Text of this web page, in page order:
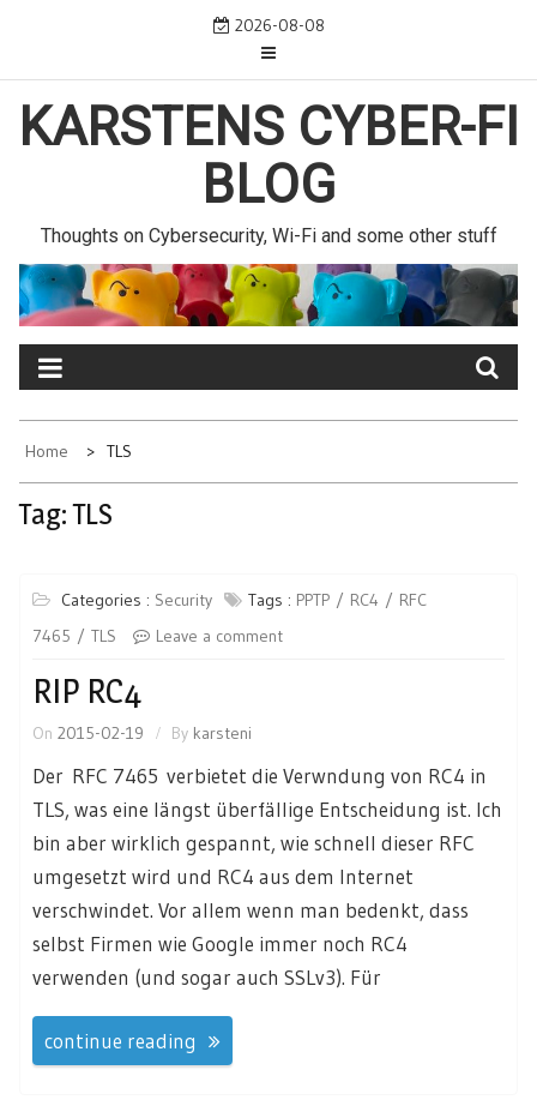
2026-08-08
KARSTENS CYBER-FI
BLOG
Thoughts on Cybersecurity, Wi-Fi and some other stuff
Home TLS
Tag:TLS
Categories : Security Tags : PPTP RC4
RFC
7465
TLS Leave a comment
RIP RC4
On 2015-02-19 By karsteni
Der RFC 7465 verbietet die Verwndung von RC4 in
TLS, was eine längst überfällige Entscheidung ist. Ich
bin aber wirklich gespannt, wie schnell dieser RFC
umgesetzt wird und RC4 aus dem Internet
verschwindet. Vor allem wenn man bedenkt, dass
selbst Firmen wie Google immer noch RC4
verwenden (und sogar auch SSLv3). Für
continue reading